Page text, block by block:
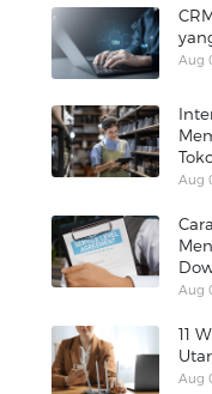
Aug
Aug
Aug
11
Aug